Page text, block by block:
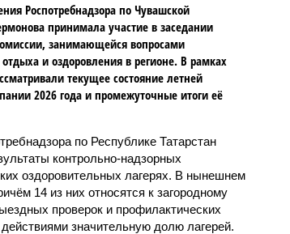
Роспотребнадзора по Чувашской
принимала участие в заседании
занимающейся вопросами
отдыха и оздоровления в регионе. В рамках
текущее состояние летней
2026 года и промежуточные итоги её
по Республике Татарстан
контрольно-надзорных
оздоровительных лагерях. В нынешнем
14 из них относятся к загородному
проверок и профилактических
значительную долю лагерей.